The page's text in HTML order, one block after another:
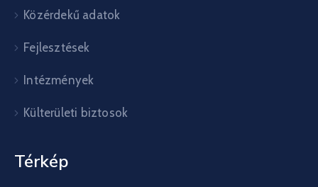
Közérdekű adatok
Fejlesztések
Intézmények
Külterületi biztosok
Térkép